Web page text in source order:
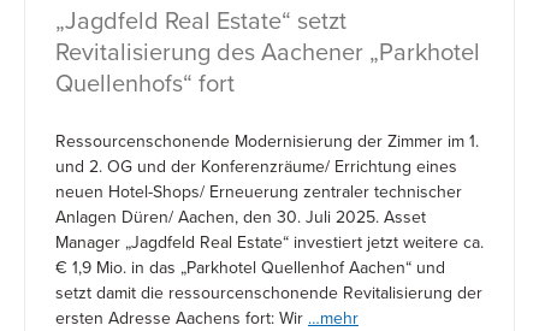
„Jagdfeld Real Estate“ setzt
Revitalisierung des Aachener „Parkhotel
Quellenhofs“ fort
Ressourcenschonende Modernisierung der Zimmer im 1.
und 2. OG und der Konferenzräume/ Errichtung eines
neuen Hotel-Shops/ Erneuerung zentraler technischer
Anlagen Düren/ Aachen, den 30. Juli 2025. Asset
Manager „Jagdfeld Real Estate“ investiert jetzt weitere ca.
€ 1,9 Mio. in das „Parkhotel Quellenhof Aachen“ und
setzt damit die ressourcenschonende Revitalisierung der
ersten Adresse Aachens fort: Wir …mehr